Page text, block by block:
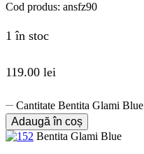
Cod produs: ansfz90
1 în stoc
119.00 lei
Cantitate Bentita Glami Blue
Adaugă în coș
Bentita Glami Blue